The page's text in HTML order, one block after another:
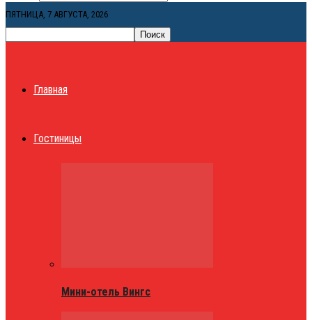
ПЯТНИЦА, 7 АВГУСТА, 2026
Главная
Гостиницы
Мини-отель Вингс